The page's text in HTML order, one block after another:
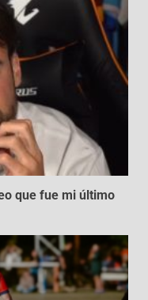
que fue mi último